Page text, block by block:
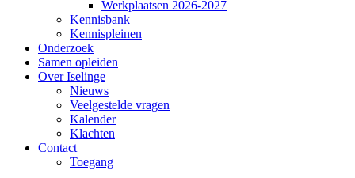
Werkplaatsen 2026-2027
Kennisbank
Kennispleinen
Onderzoek
Samen opleiden
Over Iselinge
Nieuws
Veelgestelde vragen
Kalender
Klachten
Contact
Toegang